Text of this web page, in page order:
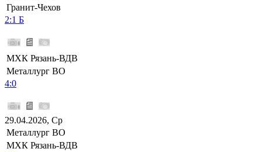
Гранит-Чехов
2:1 Б
МХК Рязань-ВДВ
Металлург ВО
4:0
29.04.2026, Ср
Металлург ВО
МХК Рязань-ВДВ